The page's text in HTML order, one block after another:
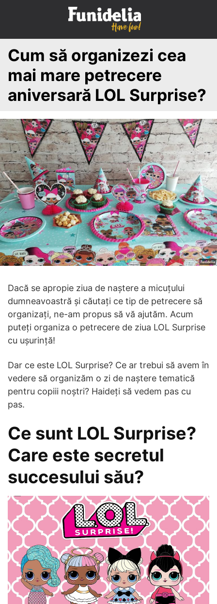
p
e
n
t
Cum să organizezi cea
mai mare petrecere
aniversară LOL Surprise?
Dacă se apropie ziua de naștere a micuțului
dumneavoastră și căutați ce tip de petrecere să
organizați, ne-am propus să vă ajutăm. Acum
puteți organiza o petrecere de ziua LOL Surprise
cu ușurință!
Dar ce este LOL Surprise? Ce ar trebui să avem în
vedere să organizăm o zi de naștere tematică
pentru copiii noștri? Haideți să vedem pas cu
pas.
Ce sunt LOL Surprise?
Care este secretul
succesului său?